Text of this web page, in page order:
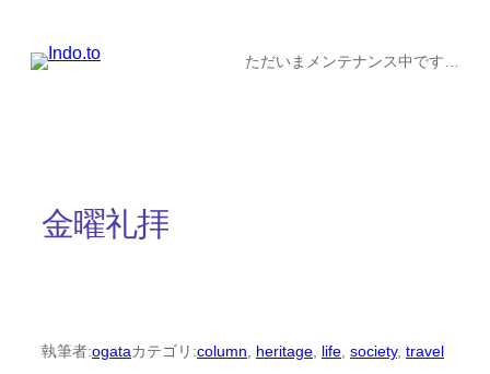
ただいまメンテナンス中です…
金曜礼拝
執筆者:ogataカテゴリ:column heritage life society, travel